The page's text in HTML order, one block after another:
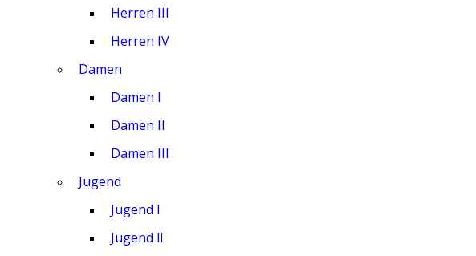
Herren III
Herren IV
Damen
Damen I
Damen II
Damen III
Jugend
Jugend I
Jugend ll